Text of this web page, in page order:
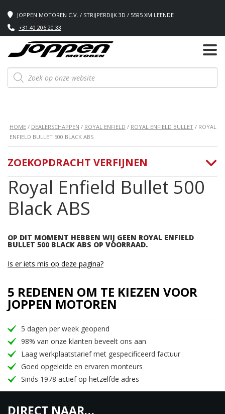
JOPPEN MOTOREN C.V. / STRIJPERDIJK 3D / 5595 XM LEENDE
+31 40 206 20 33
Producten
zoeken
HOME / DEALERSCHAPPEN / ROYAL ENFIELD / ROYAL ENFIELD BULLET / ROYAL
ENFIELD BULLET 500 BLACK ABS
Royal Enfield Bullet 500
Black ABS
OP DIT MOMENT HEBBEN WIJ GEEN ROYAL ENFIELD
BULLET 500 BLACK ABS OP VOORRAAD.
ZOEKOPDRACHT VERFIJNEN
Is er iets mis op deze pagina?
5 REDENEN OM TE KIEZEN VOOR
JOPPEN MOTOREN
5 dagen per week geopend
98% van onze klanten beveelt ons aan
Laag werkplaatstarief met gespecificeerd factuur
Goed opgeleide en ervaren monteurs
Sinds 1978 actief op hetzelfde adres
DIRECT NAAR…